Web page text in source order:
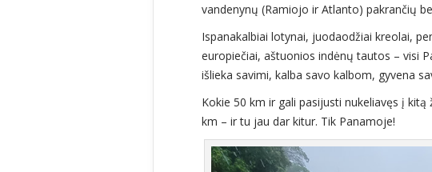
vandenynų (Ramiojo ir Atlanto) pakrančių
Ispanakalbiai lotynai, juodaodžiai kreolai,
europiečiai, aštuonios indėnų tautos – visi
išlieka savimi, kalba savo kalbom, gyvena
Kokie 50 km ir gali pasijusti nukeliavęs į
km – ir tu jau dar kitur. Tik Panamoje!